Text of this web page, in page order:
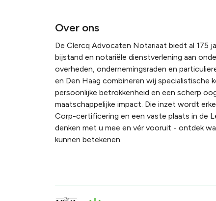
Over ons
De Clercq Advocaten Notariaat biedt al 175
bijstand en notariële dienstverlening aan
overheden, ondernemingsraden en
en Den Haag combineren wij specialistische
persoonlijke betrokkenheid en een scherp
maatschappelijke impact. Die inzet wordt
Corp-certificering en een vaste plaats in de
denken met u mee en vér vooruit - ontdek
kunnen betekenen.